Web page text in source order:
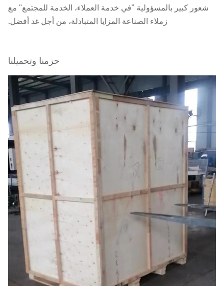
شعور كبير بالمسؤولية "في خدمة العملاء، الخدمة للمجتمع" مع
زملاء الصناعة المزايا المتبادلة، من أجل غد أفضل.
حزمنا وتحميلنا